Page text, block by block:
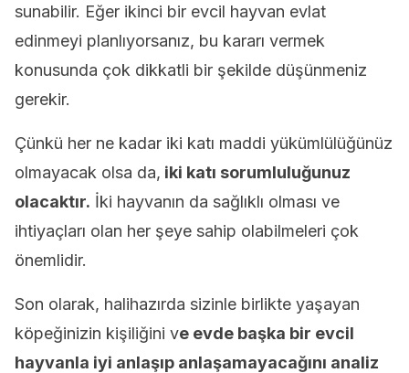
sunabilir. Eğer ikinci bir evcil hayvan evlat
edinmeyi planlıyorsanız, bu kararı vermek
konusunda çok dikkatli bir şekilde düşünmeniz
gerekir.
Çünkü her ne kadar iki katı maddi yükümlülüğünüz
olmayacak olsa da, iki katı sorumluluğunuz
olacaktır. İki hayvanın da sağlıklı olması ve
ihtiyaçları olan her şeye sahip olabilmeleri çok
önemlidir.
Son olarak, halihazırda sizinle birlikte yaşayan
köpeğinizin kişiliğini ve evde başka bir evcil
hayvanla iyi anlaşıp anlaşamayacağını analiz